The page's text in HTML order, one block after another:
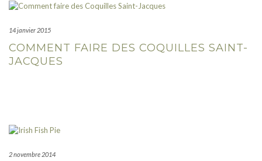
14 janvier 2015
COMMENT FAIRE DES COQUILLES SAINT-
JACQUES
2 novembre 2014